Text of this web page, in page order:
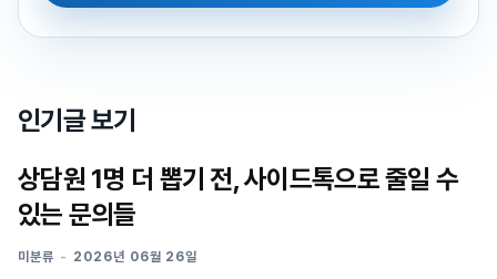
인기글 보기
상담원 1명 더 뽑기 전, 사이드톡으로 줄일 수
있는 문의들
미분류 2026년 06월 26일